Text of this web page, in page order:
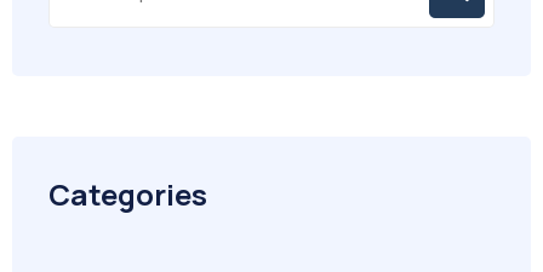
Categories